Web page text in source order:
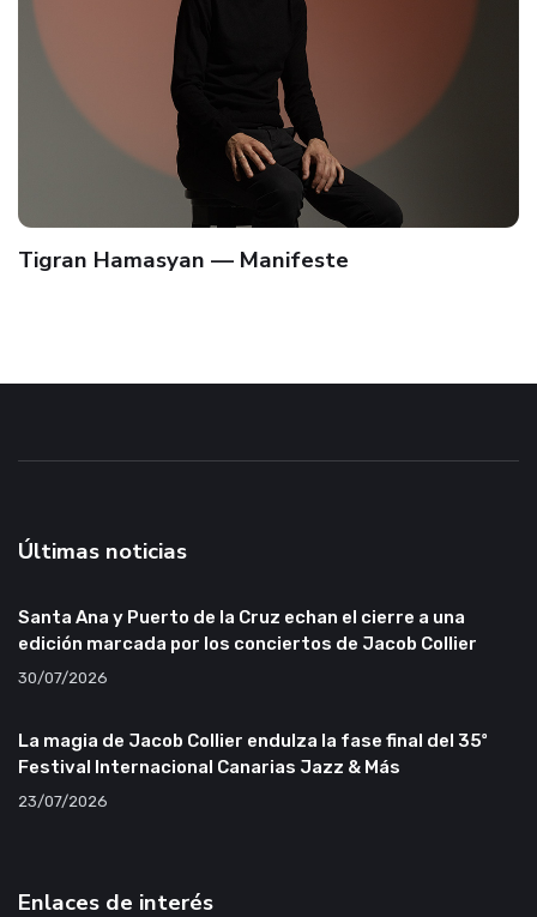
Tigran Hamasyan — Manifeste
Últimas noticias
Santa Ana y Puerto de la Cruz echan el cierre a una
edición marcada por los conciertos de Jacob Collier
30/07/2026
La magia de Jacob Collier endulza la fase final del 35º
Festival Internacional Canarias Jazz & Más
23/07/2026
Enlaces de interés